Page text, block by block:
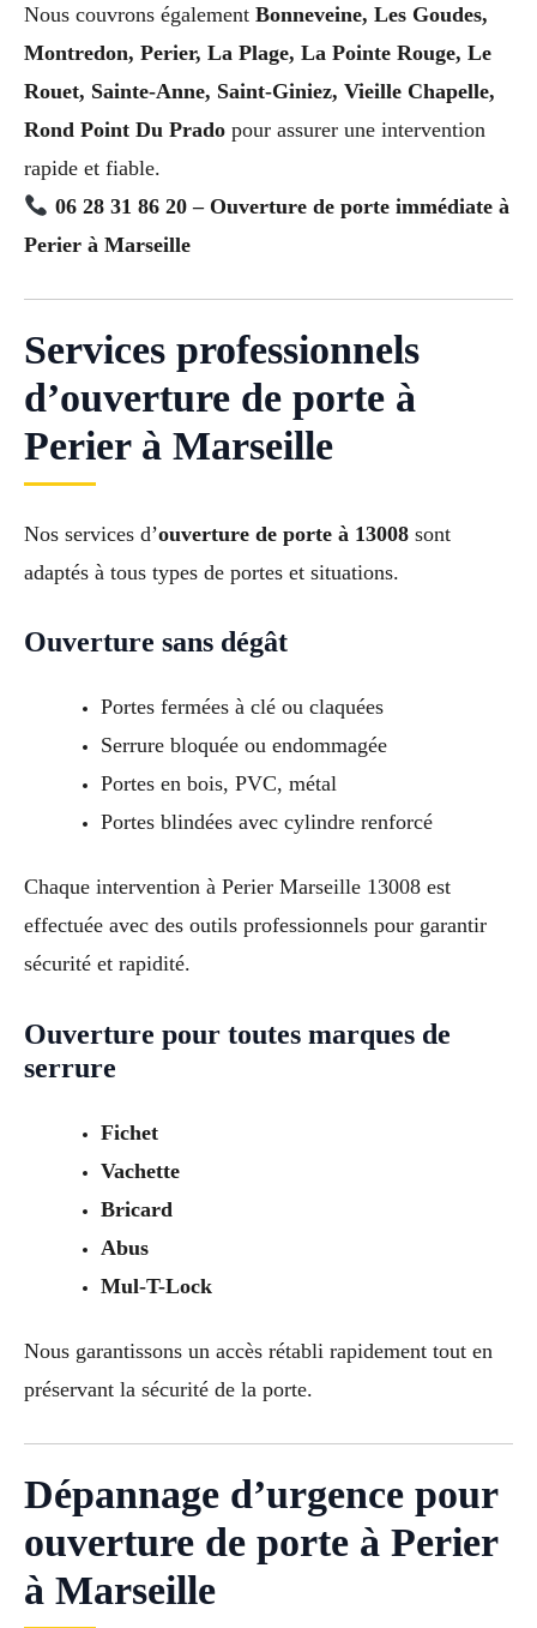
Nous couvrons également Bonneveine, Les Goudes,
Montredon, Perier, La Plage, La Pointe Rouge, Le
Rouet, Sainte-Anne, Saint-Giniez, Vieille Chapelle,
Rond Point Du Prado pour assurer une intervention
rapide et fiable.
06 28 31 86 20 – Ouverture de porte immédiate à
Perier à Marseille
Services professionnels
d’ouverture de porte à
Perier à Marseille
Nos services d’ouverture de porte à 13008 sont
adaptés à tous types de portes et situations.
Ouverture sans dégât
Portes fermées à clé ou claquées
Serrure bloquée ou endommagée
Portes en bois, PVC, métal
Portes blindées avec cylindre renforcé
Chaque intervention à Perier Marseille 13008 est
effectuée avec des outils professionnels pour garantir
sécurité et rapidité.
Ouverture pour toutes marques de
serrure
Fichet
Vachette
Bricard
Abus
Mul-T-Lock
Nous garantissons un accès rétabli rapidement tout en
préservant la sécurité de la porte.
Dépannage d’urgence pour
ouverture de porte à Perier
à Marseille